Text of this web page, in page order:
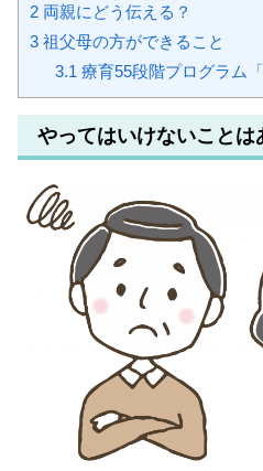
2 両親にどう伝える？
3 祖父母の方ができること
3.1 療育55段階プログラム
やってはいけないことは